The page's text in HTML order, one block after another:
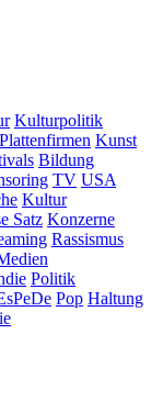
Kulturpolitik
Plattenfirmen Kunst
Bildung
TV USA
Kultur
Satz Konzerne
Rassismus
Politik
Pop Haltung